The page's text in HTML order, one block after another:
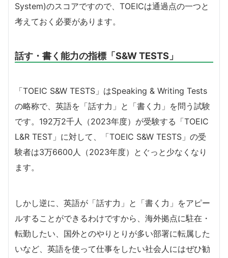
System)のスコアですので、TOEICは通過点の一つと
考えておく必要があります。
話す・書く能力の指標「S&W TESTS」
「TOEIC S&W TESTS」はSpeaking & Writing Tests
の略称で、英語を「話す力」と「書く力」を問う試験
です。192万2千人（2023年度）が受験する「TOEIC
L&R TEST」に対して、「TOEIC S&W TESTS」の受
験者は3万6600人（2023年度）とぐっと少なくなり
ます。
しかし逆に、英語が「話す力」と「書く力」をアピー
ルすることができるわけですから、海外拠点に駐在・
転勤したい、国外とのやりとりが多い部署に転属した
いなど、英語を使って仕事をしたい社会人にはぜひ勧